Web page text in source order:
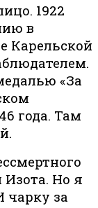
1922
в
Карельской
«За
года. Там
Но я
за